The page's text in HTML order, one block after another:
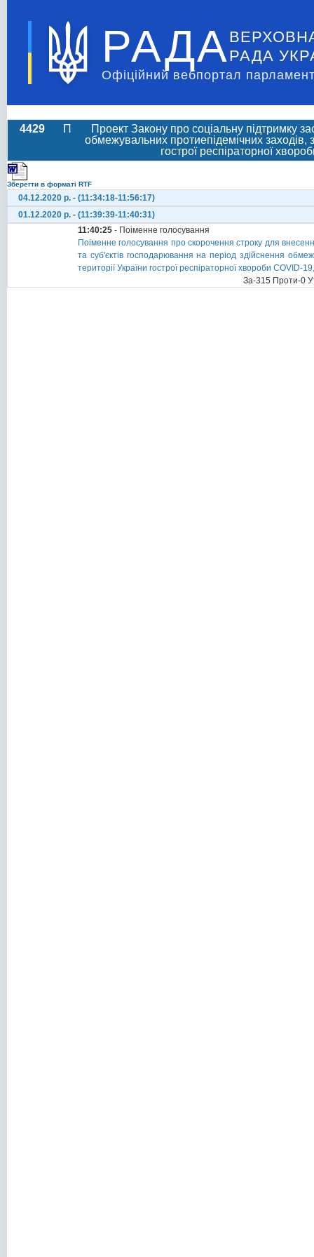
РАДА РАДА
Офіційний вебпортал
4429 П
Проект Закону про соціальну підтримку
обмежувальних протиепідемічних
гострої респіраторної
Зберегти в форматі RTF
04.12.2020 р. - (11:34:18-11:56:17)
01.12.2020 р. - (11:39:39-11:40:31)
11:40:25 - Поіменне голосування
Поіменне голосування про скорочення строку для
та суб'єктів господарювання на період здійснення
території України гострої респіраторної хвороби
За-315 Проти-0